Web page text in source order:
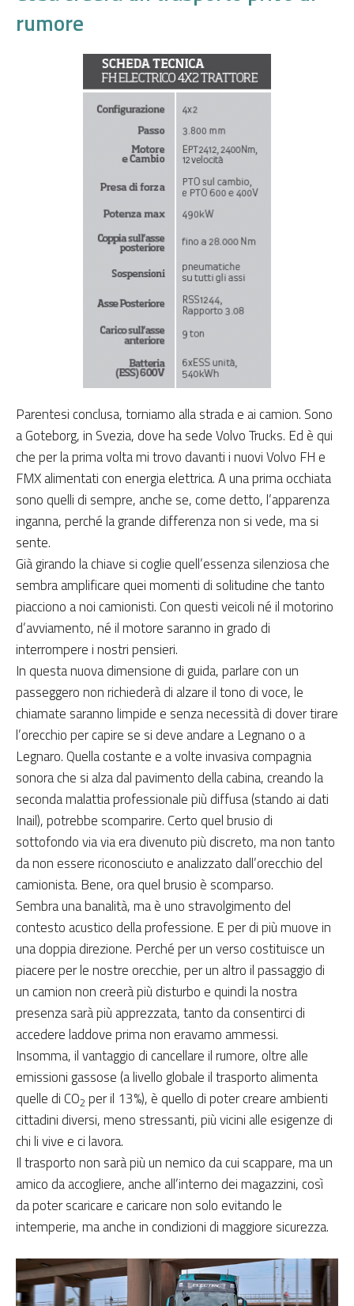
rumore
Parentesi conclusa, torniamo alla strada e ai camion. Sono
a Goteborg, in Svezia, dove ha sede Volvo Trucks. Ed è qui
che per la prima volta mi trovo davanti i nuovi Volvo FH e
FMX alimentati con energia elettrica. A una prima occhiata
sono quelli di sempre, anche se, come detto, l’apparenza
inganna, perché la grande differenza non si vede, ma si
sente.
Già girando la chiave si coglie quell’essenza silenziosa che
sembra amplificare quei momenti di solitudine che tanto
piacciono a noi camionisti. Con questi veicoli né il motorino
d’avviamento, né il motore saranno in grado di
interrompere i nostri pensieri.
In questa nuova dimensione di guida, parlare con un
passeggero non richiederà di alzare il tono di voce, le
chiamate saranno limpide e senza necessità di dover tirare
l’orecchio per capire se si deve andare a Legnano o a
Legnaro. Quella costante e a volte invasiva compagnia
sonora che si alza dal pavimento della cabina, creando la
seconda malattia professionale più diffusa (stando ai dati
Inail), potrebbe scomparire. Certo quel brusio di
sottofondo via via era divenuto più discreto, ma non tanto
da non essere riconosciuto e analizzato dall’orecchio del
camionista. Bene, ora quel brusio è scomparso.
Sembra una banalità, ma è uno stravolgimento del
contesto acustico della professione. E per di più muove in
una doppia direzione. Perché per un verso costituisce un
piacere per le nostre orecchie, per un altro il passaggio di
un camion non creerà più disturbo e quindi la nostra
presenza sarà più apprezzata, tanto da consentirci di
accedere laddove prima non eravamo ammessi.
Insomma, il vantaggio di cancellare il rumore, oltre alle
emissioni gassose (a livello globale il trasporto alimenta
quelle di CO2 per il 13%), è quello di poter creare ambienti
cittadini diversi, meno stressanti, più vicini alle esigenze di
chi li vive e ci lavora.
Il trasporto non sarà più un nemico da cui scappare, ma un
amico da accogliere, anche all’interno dei magazzini, così
da poter scaricare e caricare non solo evitando le
intemperie, ma anche in condizioni di maggiore sicurezza.